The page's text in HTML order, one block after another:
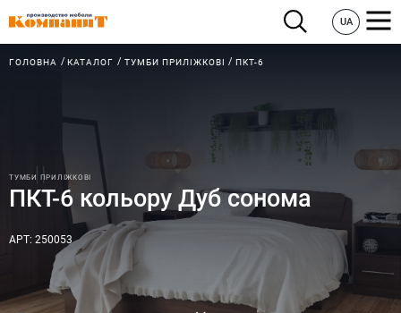
UA
ГОЛОВНА КАТАЛОГ ТУМБИ ПРИЛІЖКОВІ ПКТ-6
ТУМБИ ПРИЛІЖКОВІ
ПКТ-6 кольору Дуб сонома
АРТ: 250053